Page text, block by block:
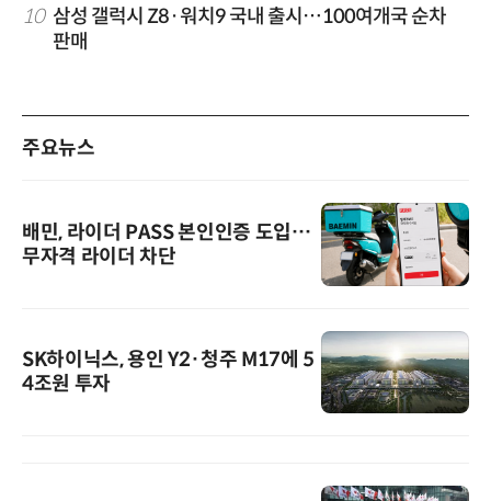
10 삼성 갤럭시 Z8·워치9 국내 출시…100여개국 순차
판매
주요뉴스
배민, 라이더 PASS 본인인증 도입…
무자격 라이더 차단
SK하이닉스, 용인 Y2·청주 M17에 5
4조원 투자